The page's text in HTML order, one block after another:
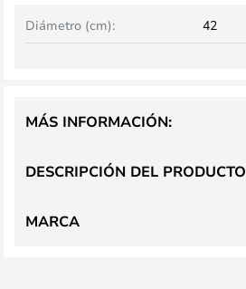
Diámetro (cm): 42
DESCRIPCIÓN DEL PRODUCTO
MÁS INFORMACIÓN:
MARCA